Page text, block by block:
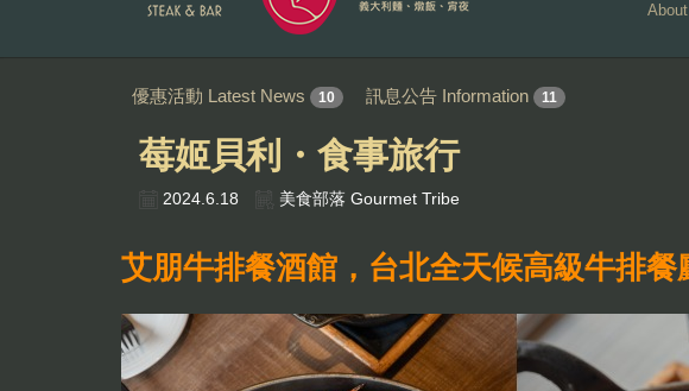
優惠活動 Latest News 10 訊息公告 Information 11
莓姬貝利・食事旅行
2024.6.18 美食部落 Gourmet Tribe
艾朋牛排餐酒館，台北全天候高級牛排